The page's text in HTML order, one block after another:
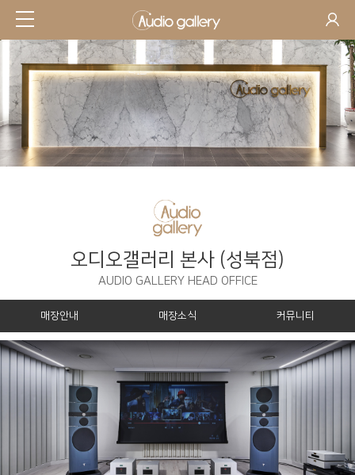
오디오갤러리 본사 (성북점)
AUDIO GALLERY HEAD OFFICE
매장안내 매장소식 커뮤니티